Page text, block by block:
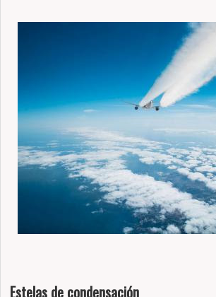
Estelas de condensación